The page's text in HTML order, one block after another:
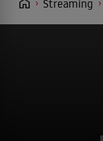
Streaming